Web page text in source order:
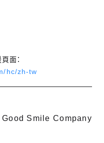
面：
hc/zh-tw
Good Smile Company